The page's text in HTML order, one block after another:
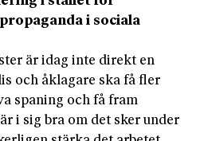
i sociala
är idag inte direkt en
och åklagare ska få fler
spaning och få fram
i sig bra om det sker under